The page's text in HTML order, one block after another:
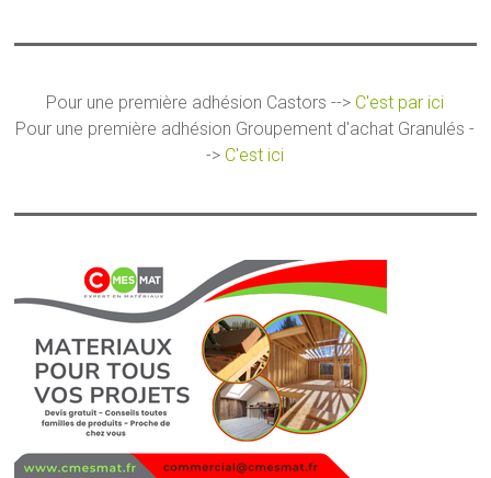
Pour une première adhésion Castors --> C'est par ici
Pour une première adhésion Groupement d'achat Granulés -
-> C'est ici